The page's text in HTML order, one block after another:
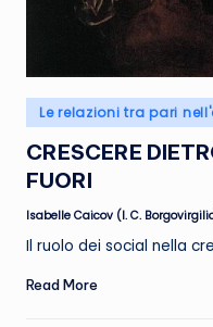
Posted
in
Le relazioni tra pari
CRESCERE
FUORI
Posted
Isabelle Caicov (I. C.
Il ruolo dei social nella
Read More